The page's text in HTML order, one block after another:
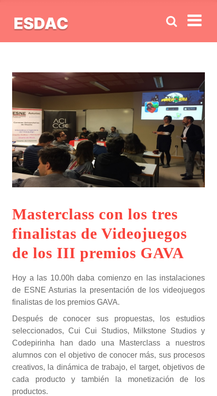
Masterclass con los tres
finalistas de Videojuegos
de los III premios GAVA
Hoy a las 10.00h daba comienzo en las instalaciones
de ESNE Asturias la presentación de los videojuegos
finalistas de los premios GAVA.
Después de conocer sus propuestas, los estudios
seleccionados, Cui Cui Studios, Milkstone Studios y
Codepirinha han dado una Masterclass a nuestros
alumnos con el objetivo de conocer más, sus procesos
creativos, la dinámica de trabajo, el target, objetivos de
cada producto y también la monetización de los
productos.